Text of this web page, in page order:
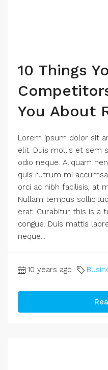
10 Things
You About
Lorem ipsum dolor sit
elit. Duis mollis et sem
odio neque. Aliquam
quis rutrum mi
orci ac nibh facilisis, at
Nullam tempus
erat. Curabitur this is a
congue. Duis mattis
neque...
10 years ago